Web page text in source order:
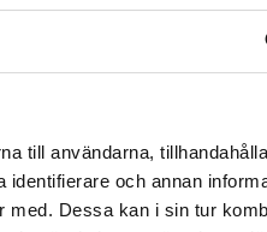
till användarna,
och annan
Dessa kan i sin tur